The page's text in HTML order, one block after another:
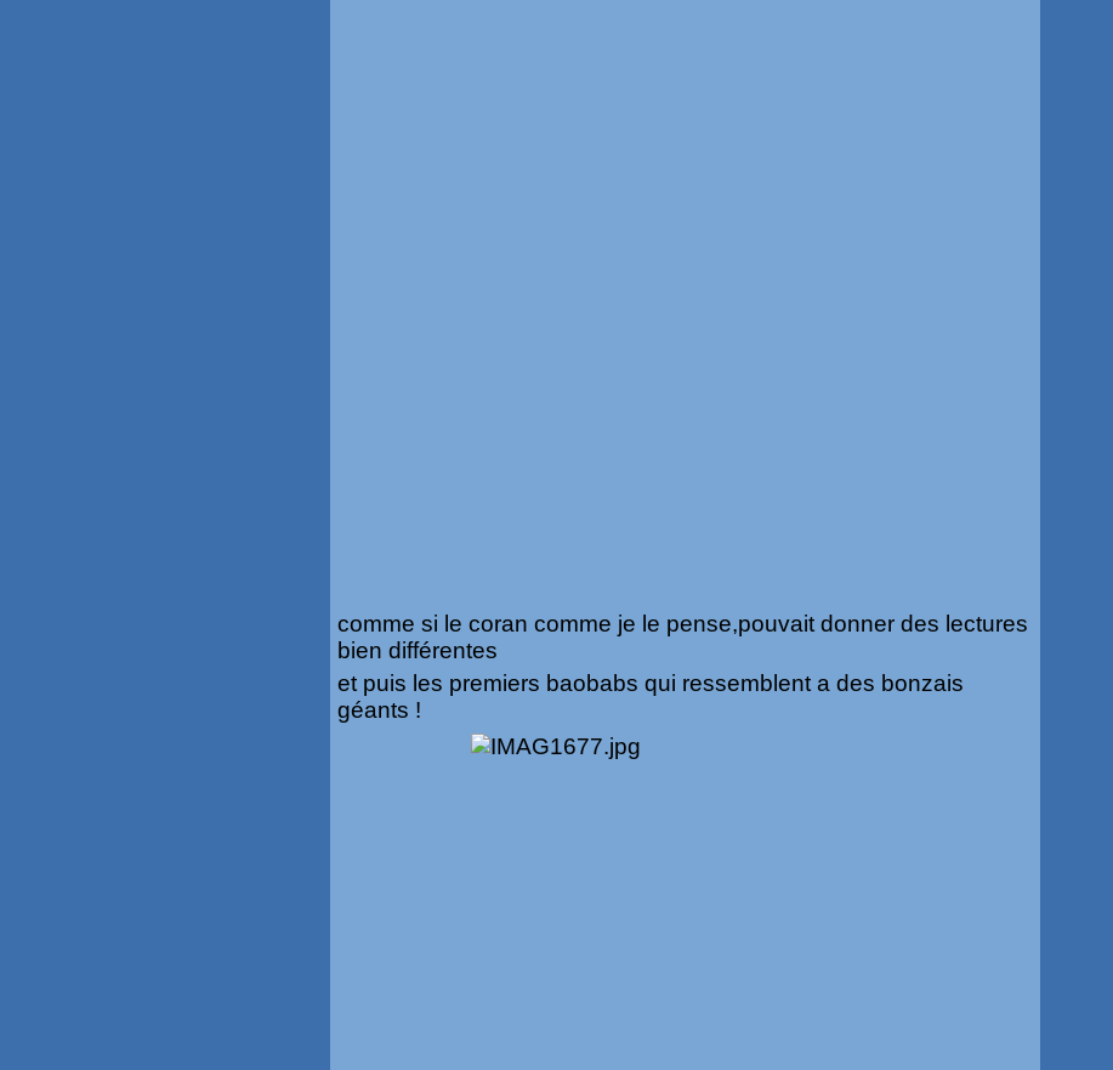
comme si le coran comme je le pense,pouvait donner des lectures
bien différentes
et puis les premiers baobabs qui ressemblent a des bonzais
géants !